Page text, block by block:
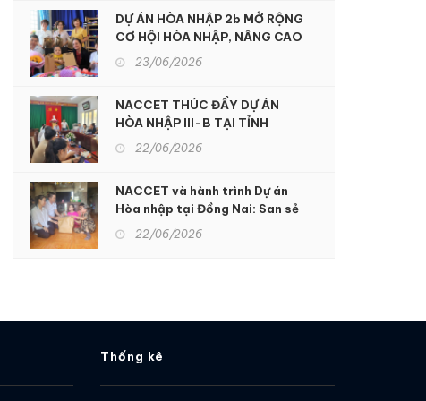
DỰ ÁN HÒA NHẬP 2b MỞ RỘNG
CƠ HỘI HÒA NHẬP, NÂNG CAO
CHẤT LƯỢNG SỐNG CHO
NGƯỜI KHUYẾT TẬT TẠI KON
23/06/2026
NACCET THÚC ĐẨY DỰ ÁN
HÒA NHẬP III-B TẠI TỈNH
ĐỒNG NAI: Hỗ trợ sinh kế và
nâng cao dịch vụ phục hồi chức
tật và nạn nhân chất độc da
cam
22/06/2026
NACCET và hành trình Dự án
Hòa nhập tại Đồng Nai: San sẻ
gánh nặng nhọc nhằn, xoa dịu
nỗi đau da cam
22/06/2026
Thống kê